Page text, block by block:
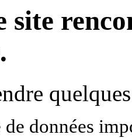
site
de données